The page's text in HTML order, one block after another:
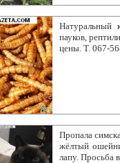
Натуральный
пауков,
цены. Т. 067-
Пропала
жёлтый
лапу. Просьба